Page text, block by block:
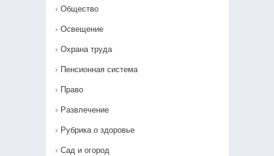
Общество
Освещение
Охрана труда
Пенсионная система
Право
Развлечение
Рубрика о здоровье
Сад и огород